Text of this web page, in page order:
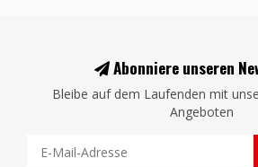
Abonniere unseren
Bleibe auf dem Laufenden mit
Angeboten